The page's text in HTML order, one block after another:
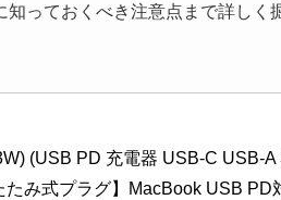
っておくべき注意点まで詳しく
(USB PD 充電器 USB-C USB-
たみ式プラグ】MacBook USB PD